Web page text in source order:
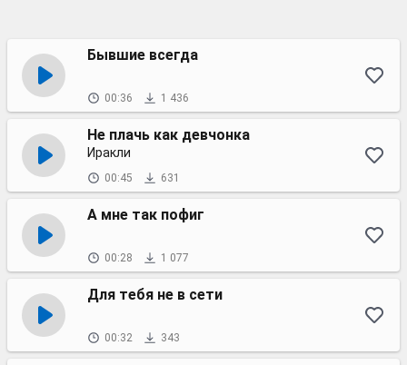
Бывшие всегда
00:36 1 436
Не плачь как девчонка
Иракли
00:45 631
А мне так пофиг
00:28 1 077
Для тебя не в сети
00:32 343